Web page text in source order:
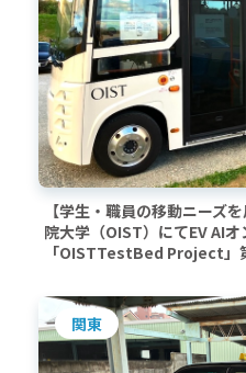
【学生・職員の移動ニーズ
院大学（OIST）にてEV AI
「OISTTestBed Project」
関東